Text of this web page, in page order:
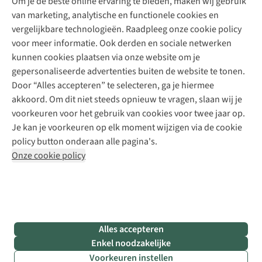
van marketing, analytische en functionele cookies en
vergelijkbare technologieën. Raadpleeg onze cookie policy
voor meer informatie. Ook derden en sociale netwerken
kunnen cookies plaatsen via onze website om je
gepersonaliseerde advertenties buiten de website te tonen.
Door “Alles accepteren” te selecteren, ga je hiermee
akkoord. Om dit niet steeds opnieuw te vragen, slaan wij je
voorkeuren voor het gebruik van cookies voor twee jaar op.
Je kan je voorkeuren op elk moment wijzigen via de cookie
policy button onderaan alle pagina's.
Onze cookie policy
Alles accepteren
Enkel noodzakelijke
Voorkeuren instellen
Schoenherstelling
Kledingherstelling
Retouches
Voor bedrijven
Explore Camp
Gear Check
Inspiratie & advies
Meld je aan voor de nieuwsbrief
Follow us
Disclaimer Privacy Policy
Algemene voorwaarden
Cookie Policy